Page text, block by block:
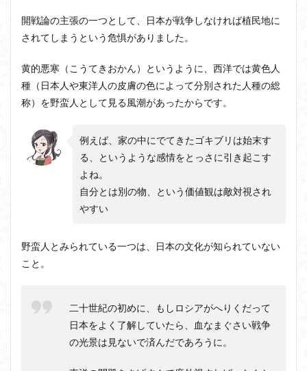
岡倉
天心
とナ
ナリ
ズム
2.1
に使
われ
た標
語
開戦論の主張の一つとして、日本が戦争しなければ植民地に
されてしまうという危惧がありました。
黄的悪寒（こうてきおかん）というように、西洋では黄色人
種（日本人や東洋人の皮膚の色によって分別された人種の総
称）を野蛮人として見る風潮があったからです。
例えば、家の中にでてきたゴキブリは始末す
る、というような感情をとっさに引き起こす
よね。
自分とは別の物、という価値観は敵対視され
やすい
野蛮人とみられている一つは、日本の文化が知られていない
こと。
二十世紀の初めに、もしロシアがへりくだって
日本をよく了解していたら、血なまぐさい戦争
の光景は見ないで済んだであろうに。